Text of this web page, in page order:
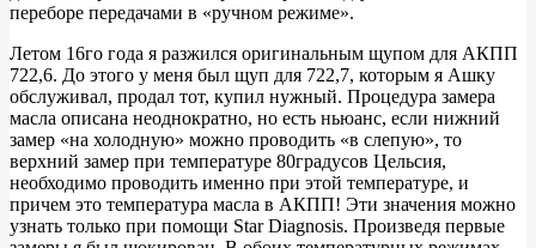
переборе передачами в «ручном режиме».
Летом 16го года я разжился оригинальным щупом для АКПП
722,6. До этого у меня был щуп для 722,7, которым я Ашку
обслуживал, продал тот, купил нужный. Процедура замера
масла описана неоднократно, но есть ньюанс, если нижний
замер «на холодную» можно проводить «в слепую», то
верхний замер при температуре 80градусов Цельсия,
необходимо проводить именно при этой температуре, и
причем это температура масла в АКПП! Эти значения можно
узнать только при помощи Star Diagnosis. Произведя первые